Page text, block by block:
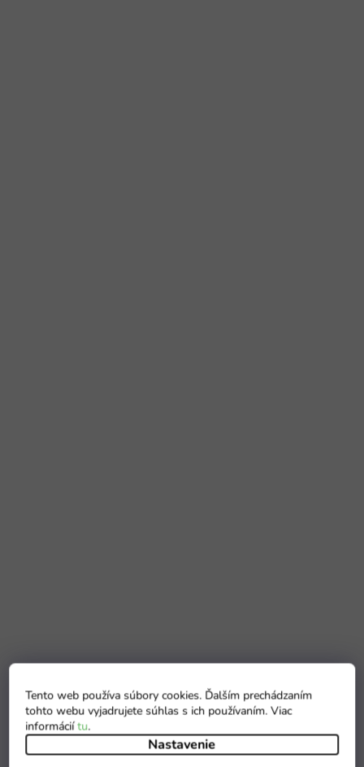
Tento web používa súbory cookies. Ďalším prechádzaním
tohto webu vyjadrujete súhlas s ich používaním. Viac
informáciítu.
Nastavenie